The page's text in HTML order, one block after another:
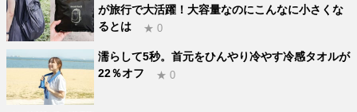
が旅行で大活躍！大容量なのにこんなに小さくな
るとは
★ 0
濡らして5秒。首元をひんやり冷やす冷感タオルが
22％オフ
★ 0